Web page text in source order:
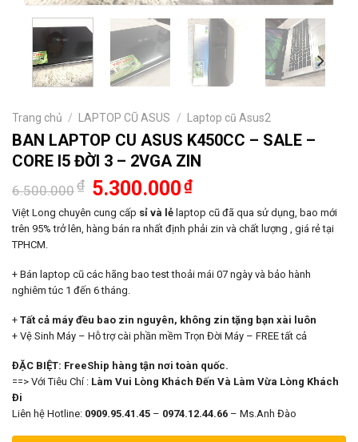
Trang chủ / LAPTOP CŨ ASUS / Laptop cũ Asus2
BAN LAPTOP CU ASUS K450CC – SALE –
CORE I5 ĐỜI 3 – 2VGA ZIN
6.500.000₫ Giá
gốc
là:
6.500.000₫.
5.300.000₫Giá
tại
là:
Việt Long chuyên cung cấp sỉ và lẻ laptop cũ đã qua sử dụng, bao mới
trên 95% trở lên, hàng bán ra nhất định phải zin và chất lượng , giá rẻ tại
TPHCM.
+ Bán laptop cũ các hãng bao test thoải mái 07 ngày và bảo hành
nghiêm túc 1 đến 6 tháng.
+ Tất cả máy đều bao zin nguyên, không zin tặng bạn xài luôn
+ Vệ Sinh Máy – Hỗ trợ cài phần mềm Trọn Đời Máy – FREE tất cả
ĐẶC BIỆT: FreeShip hàng tận nơi toàn quốc.
==> Với Tiêu Chí : Làm Vui Lòng Khách Đến Và Làm Vừa Lòng Khách
Đi
Liên hệ Hotline: 0909.95.41.45 – 0974.12.44.66 – Ms.Anh Đào